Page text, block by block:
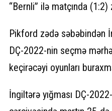
“Bernli” ilə matçında (1:2)
Pikford zədə səbəbindən
DÇ-2022-nin seçmə
keçirəcəyi oyunları
İngiltərə yığması DÇ-